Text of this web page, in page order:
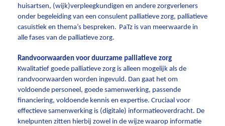
huisartsen, (wijk)verpleegkundigen en andere zorgverleners
onder begeleiding van een consulent palliatieve zorg, palliatieve
casuïstiek en thema’s bespreken. PaTz is van meerwaarde in
alle fases van de palliatieve zorg.
Randvoorwaarden voor duurzame palliatieve zorg
Kwalitatief goede palliatieve zorg is alleen mogelijk als de
randvoorwaarden worden ingevuld. Dan gaat het om
voldoende personeel, goede samenwerking, passende
financiering, voldoende kennis en expertise. Cruciaal voor
effectieve samenwerking is (digitale) informatieoverdracht. De
knelpunten zitten hierbij zowel in de wijze waarop informatie